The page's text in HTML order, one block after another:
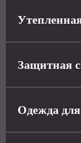
Защитная
Одежда